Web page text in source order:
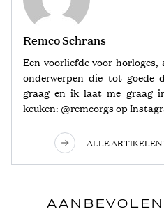
Remco Schrans
Een voorliefde voor
onderwerpen die tot goede
graag en ik laat me graag
keuken: @remcorgs op
ALLE ARTIKELEN